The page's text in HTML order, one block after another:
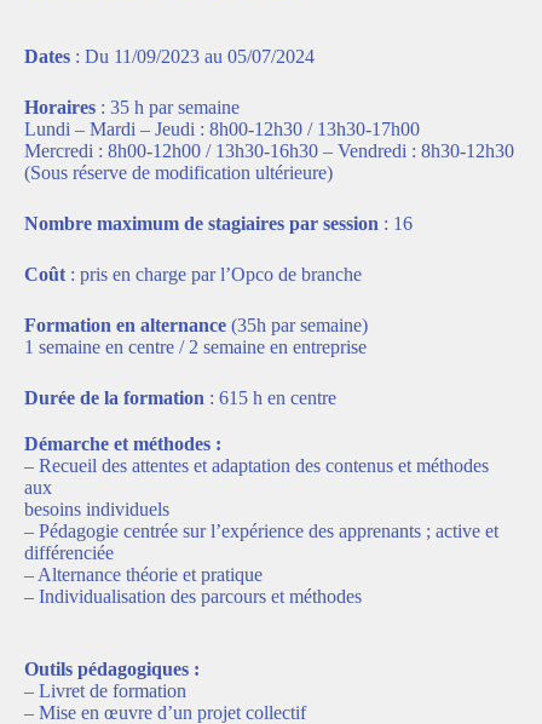
Dates : Du 11/09/2023 au 05/07/2024
Horaires : 35 h par semaine
Lundi – Mardi – Jeudi : 8h00-12h30 / 13h30-17h00
Mercredi : 8h00-12h00 / 13h30-16h30 – Vendredi : 8h30-12h30
(Sous réserve de modification ultérieure)
Nombre maximum de stagiaires par session : 16
Coût : pris en charge par l’Opco de branche
Formation en alternance (35h par semaine)
1 semaine en centre / 2 semaine en entreprise
Durée de la formation : 615 h en centre
Démarche et méthodes :
– Recueil des attentes et adaptation des contenus et méthodes
aux
besoins individuels
– Pédagogie centrée sur l’expérience des apprenants ; active et
différenciée
– Alternance théorie et pratique
– Individualisation des parcours et méthodes
Outils pédagogiques :
– Livret de formation
– Mise en œuvre d’un projet collectif